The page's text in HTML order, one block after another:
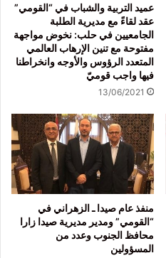
عميد التربية والشباب في “القومي”
عقد لقاءً مع مديرية الطلبة
الجامعيين في حلب: نخوض مواجهة
مفتوحة مع تنين الإرهاب العالمي
المتعدد الرؤوس والأوجه وانخراطنا
فيها واجب قوميّ
13/06/2021
منفذ عام صيدا ـ الزهراني في
“القومي” ومدير مديرية صيدا زارا
محافظ الجنوب وعدد من
المسؤولين